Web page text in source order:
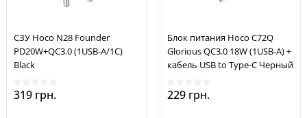
СЗУ Hoco N28 Founder
PD20W+QC3.0 (1USB-A/1C)
Black
319 грн.
Блок питания Hoco C72Q
Glorious QC3.0 18W (1USB-A) +
кабель USB to Type-C Черный
229 грн.